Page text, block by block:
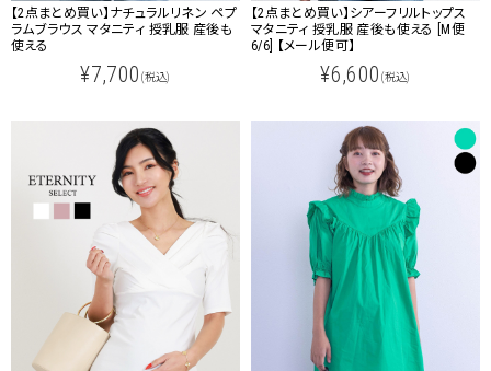
【2点まとめ買い】ナチュラルリネン ペプ
ラムブラウス マタニティ 授乳服 産後も
使える
¥7,700 (税込)
【2点まとめ買い】シアーフリルトップス
マタニティ 授乳服 産後も使える [M便
6/6] 【メール便可】
¥6,600 (税込)